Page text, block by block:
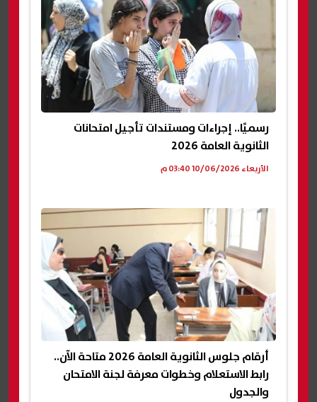
رسميًا.. إجراءات ومستندات تأجيل امتحانات
الثانوية العامة 2026
الأربعاء 10/06/2026 03:40 م
أرقام جلوس الثانوية العامة 2026 متاحة الآن..
رابط الاستعلام وخطوات معرفة لجنة الامتحان
والجدول